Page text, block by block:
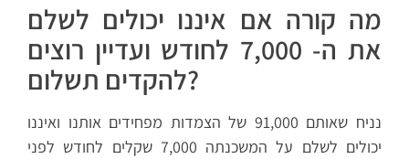
מה קורה אם איננו יכולים לשלם
את ה- 7,000 לחודש ועדיין רוצים
להקדים תשלום?
נניח שאותם 91,000 של הצמדות מפחידים אותנו ואיננו
יכולים לשלם על המשכנתה 7,000 שקלים לחודש לפני